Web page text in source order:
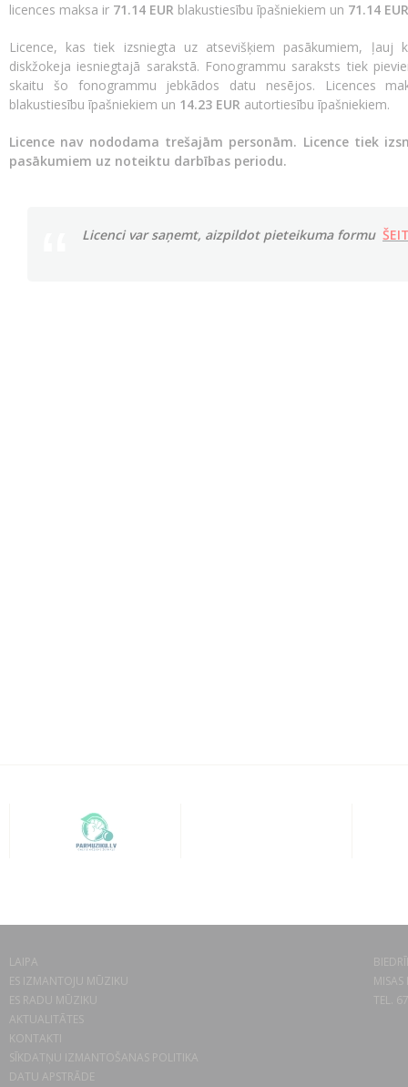
licences maksa ir 71.14 EUR blakustiesību īpašniekiem un 71.14 EUR
Licence, kas tiek izsniegta uz atsevišķiem pasākumiem,
diskžokeja iesniegtajā sarakstā. Fonogrammu saraksts tiek
skaitu šo fonogrammu jebkādos datu nesējos. Licences
blakustiesību īpašniekiem un 14.23 EUR autortiesību īpašniekiem.
Licence nav nododama trešajām personām. Licence tiek
pasākumiem uz noteiktu darbības periodu.
Licenci var saņemt, aizpildot pieteikuma formu
LAIPA
ES IZMANTOJU MŪZIKU
ES RADU MŪZIKU
AKTUALITĀTES
KONTAKTI
SĪKDATŅU IZMANTOŠANAS POLITIKA
DATU APSTRĀDE
TEL.